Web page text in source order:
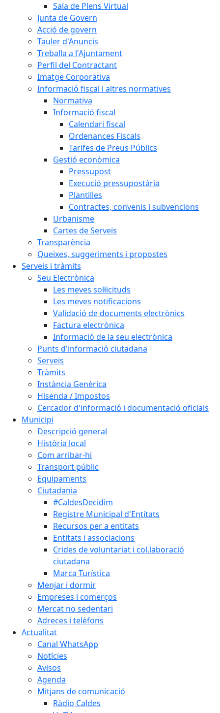
Sala de Plens Virtual
Junta de Govern
Acció de govern
Tauler d'Anuncis
Treballa a l'Ajuntament
Perfil del Contractant
Imatge Corporativa
Informació fiscal i altres normatives
Normativa
Informació fiscal
Calendari fiscal
Ordenances Fiscals
Tarifes de Preus Públics
Gestió econòmica
Pressupost
Execució pressupostària
Plantilles
Contractes, convenis i subvencions
Urbanisme
Cartes de Serveis
Transparència
Queixes, suggeriments i propostes
Serveis i tràmits
Seu Electrònica
Les meves sol·licituds
Les meves notificacions
Validació de documents electrònics
Factura electrònica
Informació de la seu electrònica
Punts d'informació ciutadana
Serveis
Tràmits
Instància Genèrica
Hisenda / Impostos
Cercador d'informació i documentació oficials
Municipi
Descripció general
Història local
Com arribar-hi
Transport públic
Equipaments
Ciutadania
#CaldesDecidim
Registre Municipal d'Entitats
Recursos per a entitats
Entitats i associacions
Crides de voluntariat i col.laboració
ciutadana
Marca Turística
Menjar i dormir
Empreses i comerços
Mercat no sedentari
Adreces i telèfons
Actualitat
Canal WhatsApp
Notícies
Avisos
Agenda
Mitjans de comunicació
Ràdio Caldes